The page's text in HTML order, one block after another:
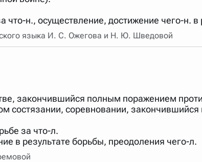
что-н., осуществление, достижение чего-н.
языка И. С. Ожегова и Н. Ю. Шведовой
закончившийся полным поражением
состязании, соревновании,
за что-л.
в результате борьбы, преодоления чего-л.